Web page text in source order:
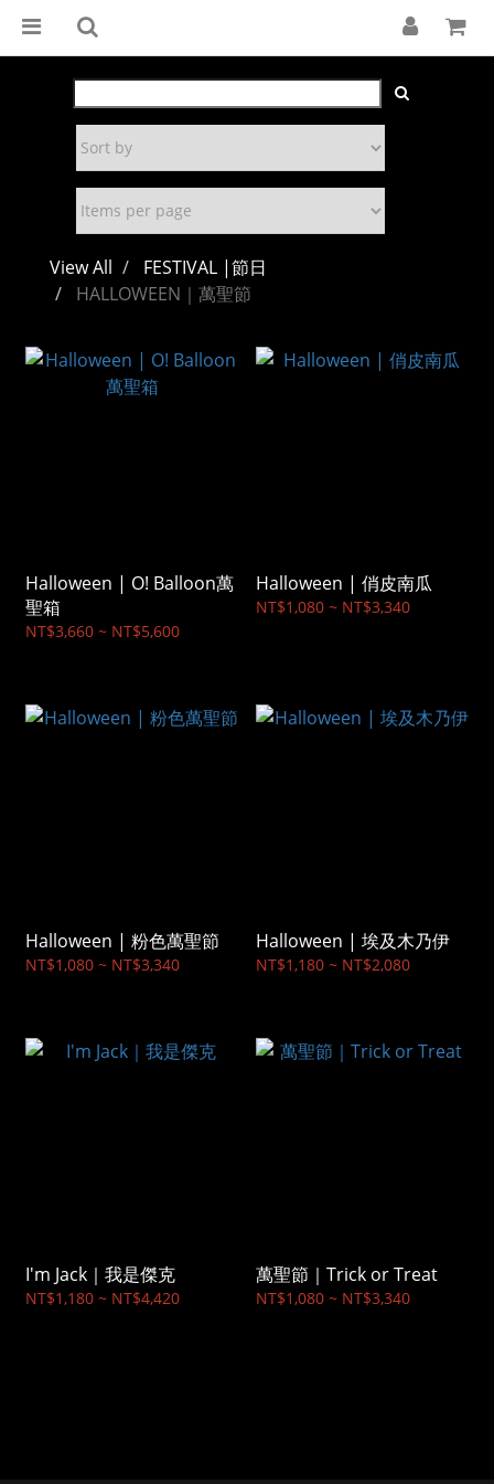
View All
FESTIVAL |節日
HALLOWEEN｜萬聖節
Halloween | O! Balloon萬
聖箱
NT$3,660 ~ NT$5,600
Halloween | 俏皮南瓜
NT$1,080 ~ NT$3,340
Halloween | 粉色萬聖節
NT$1,080 ~ NT$3,340
Halloween | 埃及木乃伊
NT$1,180 ~ NT$2,080
I'm Jack｜我是傑克
NT$1,180 ~ NT$4,420
萬聖節｜Trick or Treat
NT$1,080 ~ NT$3,340